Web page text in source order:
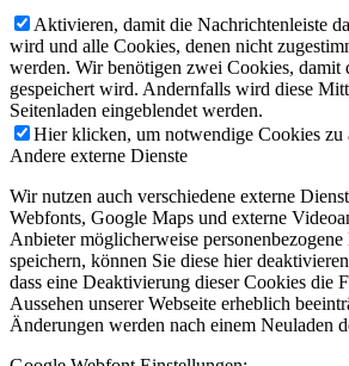
Aktivieren, damit die Nachrichtenleiste
wird und alle Cookies, denen nicht
werden. Wir benötigen zwei Cookies, damit
gespeichert wird. Andernfalls wird diese
Seitenladen eingeblendet werden.
Hier klicken, um notwendige Cookies zu
Andere externe Dienste
Wir nutzen auch verschiedene externe
Webfonts, Google Maps und externe
Anbieter möglicherweise
speichern, können Sie diese hier
dass eine Deaktivierung dieser Cookies die
Aussehen unserer Webseite erheblich
Änderungen werden nach einem Neuladen